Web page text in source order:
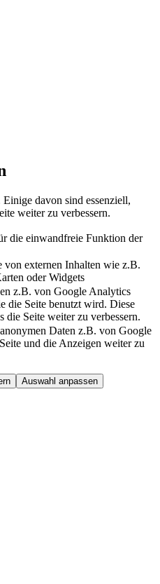
davon sind essenziell,
weiter zu verbessern.
die einwandfreie Funktion der
von externen Inhalten wie z.B.
oder Widgets
z.B. von Google Analytics
die Seite benutzt wird. Diese
die Seite weiter zu verbessern.
Daten z.B. von Google
und die Anzeigen weiter zu
Auswahl anpassen